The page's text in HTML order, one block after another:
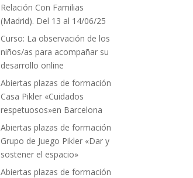
Relación Con Familias
(Madrid). Del 13 al 14/06/25
Curso: La observación de los
niños/as para acompañar su
desarrollo online
Abiertas plazas de formación
Casa Pikler «Cuidados
respetuosos»en Barcelona
Abiertas plazas de formación
Grupo de Juego Pikler «Dar y
sostener el espacio»
Abiertas plazas de formación